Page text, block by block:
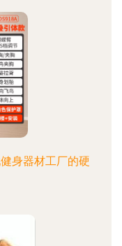
身器材工厂的硬